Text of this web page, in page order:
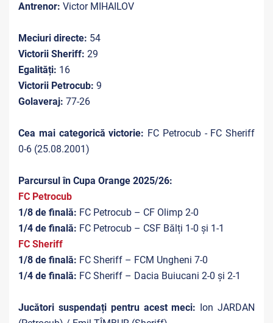
Antrenor: Victor MIHAILOV
Meciuri directe: 54
Victorii Sheriff: 29
Egalități: 16
Victorii Petrocub: 9
Golaveraj: 77-26
Cea mai categorică victorie: FC Petrocub - FC Sheriff
0-6 (25.08.2001)
Parcursul în Cupa Orange 2025/26:
FC Petrocub
1/8 de finală: FC Petrocub – CF Olimp 2-0
1/4 de finală: FC Petrocub – CSF Bălți 1-0 și 1-1
FC Sheriff
1/8 de finală: FC Sheriff – FCM Ungheni 7-0
1/4 de finală: FC Sheriff – Dacia Buiucani 2-0 și 2-1
Jucători suspendați pentru acest meci: Ion JARDAN